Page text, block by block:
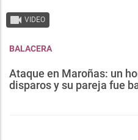
VIDEO
BALACERA
Ataque en Maroñas: un
disparos y su pareja fue